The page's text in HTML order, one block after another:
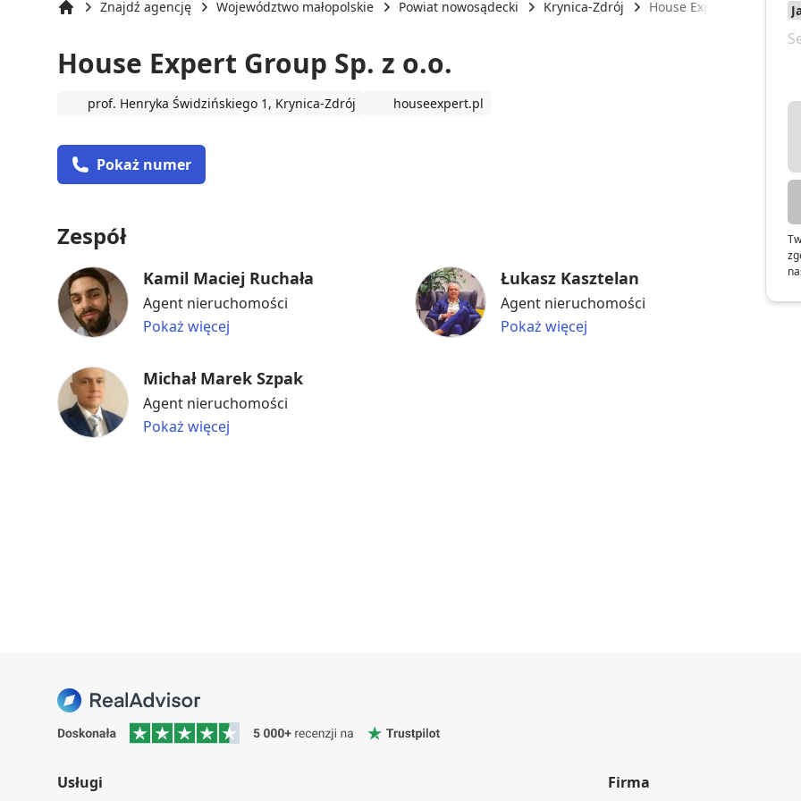
Znajdź agencję Województwo małopolskie Powiat nowosądecki Krynica-Zdrój House Expert Group Sp.
House Expert Group Sp. z o.o.
prof. Henryka Świdzińskiego 1, Krynica-Zdrój houseexpert.pl
Pokaż numer
Zespół
Kamil Maciej Ruchała
Agent nieruchomości
Pokaż więcej
Łukasz Kasztelan
Agent nieruchomości
Pokaż więcej
Michał Marek Szpak
Agent nieruchomości
Pokaż więcej
Usługi Firma